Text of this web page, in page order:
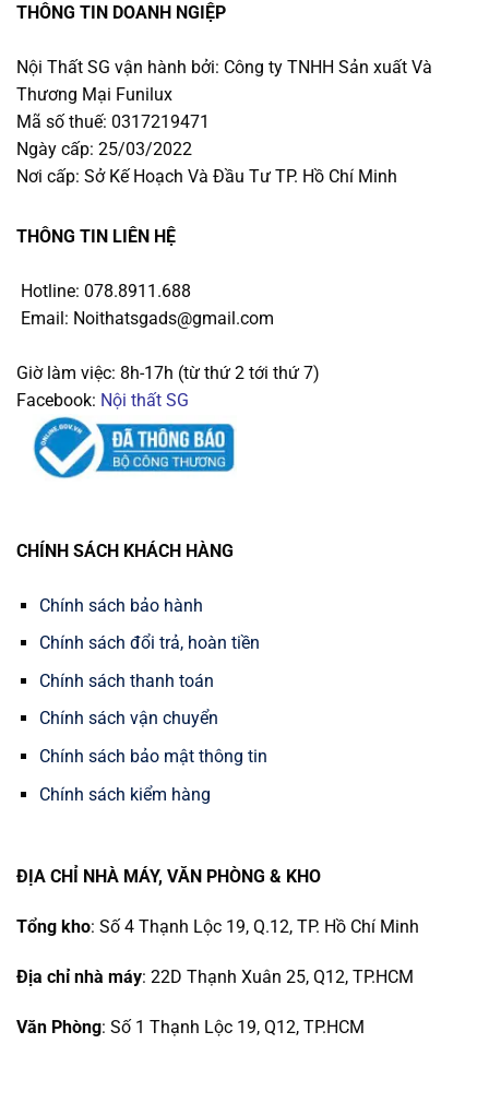
THÔNG TIN DOANH NGIỆP
Nội Thất SG vận hành bởi: Công ty TNHH Sản xuất Và
Thương Mại Funilux
Mã số thuế: 0317219471
Ngày cấp: 25/03/2022
Nơi cấp: Sở Kế Hoạch Và Đầu Tư TP. Hồ Chí Minh
THÔNG TIN LIÊN HỆ
Hotline: 078.8911.688
Email: Noithatsgads@gmail.com
Giờ làm việc: 8h-17h (từ thứ 2 tới thứ 7)
Facebook: Nội thất SG
CHÍNH SÁCH KHÁCH HÀNG
Chính sách bảo hành
Chính sách đổi trả, hoàn tiền
Chính sách thanh toán
Chính sách vận chuyển
Chính sách bảo mật thông tin
Chính sách kiểm hàng
ĐỊA CHỈ NHÀ MÁY, VĂN PHÒNG & KHO
Tổng kho: Số 4 Thạnh Lộc 19, Q.12, TP. Hồ Chí Minh
Địa chỉ nhà máy: 22D Thạnh Xuân 25, Q12, TP.HCM
Văn Phòng: Số 1 Thạnh Lộc 19, Q12, TP.HCM